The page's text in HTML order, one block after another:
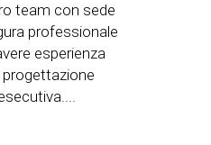
team con sede
professionale
esperienza
progettazione